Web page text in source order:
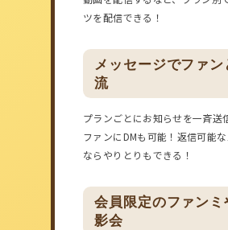
ツを配信できる！
メッセージでファン
流
プランごとにお知らせを一斉送
ファンにDMも可能！返信可能
ならやりとりもできる！
会員限定のファンミ
影会